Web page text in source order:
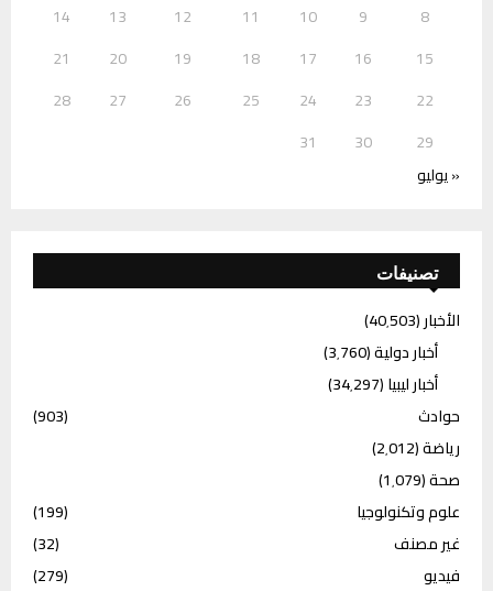
8
9
10
11
12
13
14
15
16
17
18
19
20
21
22
23
24
25
26
27
28
29
30
31
« يوليو
تصنيفات
الأخبار(40٬503)
أخبار دولية(3٬760)
أخبار ليبيا(34٬297)
حوادث
(903)
رياضة(2٬012)
صحة(1٬079)
علوم وتكنولوجيا
(199)
غير مصنف
(32)
فيديو
(279)